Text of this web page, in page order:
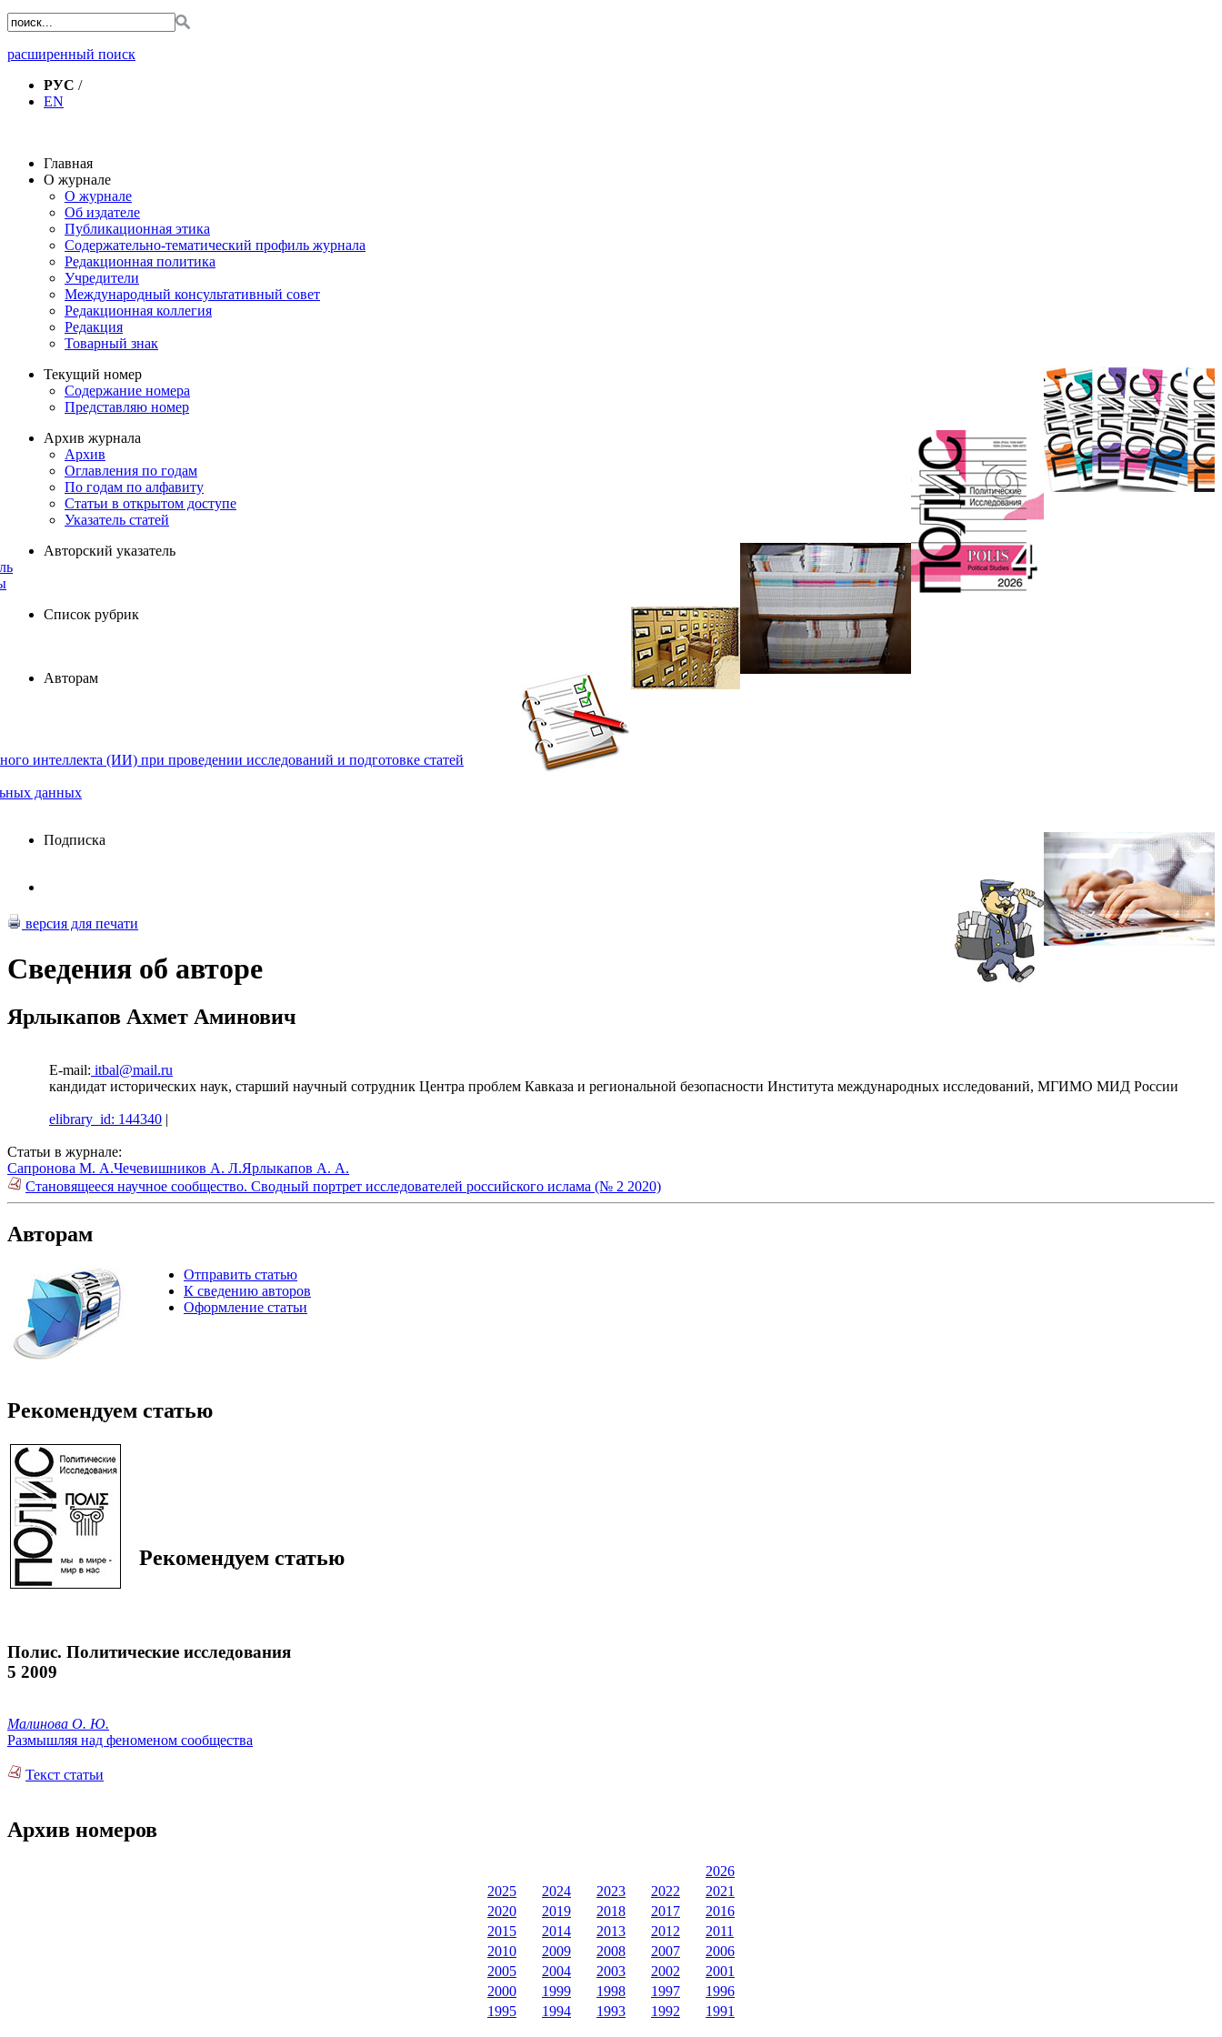
расширенный поиск
РУС /
EN
Главная
О журнале
О журнале
Об издателе
Публикационная этика
Содержательно-тематический профиль журнала
Редакционная политика
Учредители
Международный консультативный совет
Редакционная коллегия
Редакция
Товарный знак
Текущий номер
Содержание номера
Представляю номер
Архив журнала
Архив
Оглавления по годам
По годам по алфавиту
Статьи в открытом доступе
Указатель статей
Авторский указатель
Список рубрик
Авторам
интеллекта (ИИ) при проведении исследований и подготовке статей
данных
Подписка
версия для печати
Сведения об авторе
Ярлыкапов Ахмет Аминович
E-mail: itbal@mail.ru
кандидат исторических наук, старший научный сотрудник Центра проблем Кавказа и региональной безопасности Института международных исследований, МГИМО МИД России
elibrary_id: 144340 |
Статьи в журнале:
Сапронова М. А.Чечевишников А. Л.Ярлыкапов А. А.
Становящееся научное сообщество. Сводный портрет исследователей российского ислама (№ 2 2020)
Авторам
Отправить статью
К сведению авторов
Оформление статьи
Рекомендуем статью
Рекомендуем статью
Полис. Политические исследования
5 2009
Малинова О. Ю.
Размышляя над феноменом сообщества
Текст статьи
Архив номеров
2026
2025
2024 2023 2022
2021
2020
2019 2018 2017
2016
2015
2014 2013 2012
2011
2010
2009 2008 2007
2006
2005
2004 2003 2002
2001
2000
1999 1998 1997
1996
1995
1994 1993 1992 1991